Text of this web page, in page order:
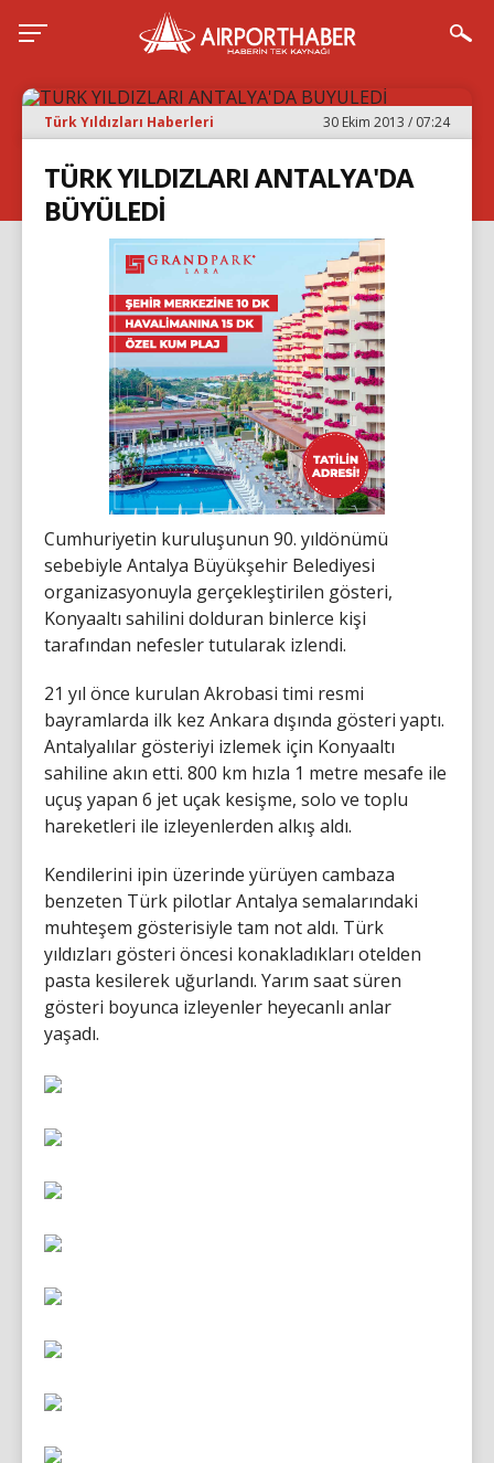
Türk Yıldızları Haberleri 30 Ekim 2013 / 07:24
TÜRK YILDIZLARI ANTALYA'DA
BÜYÜLEDİ
Cumhuriyetin kuruluşunun 90. yıldönümü
sebebiyle Antalya Büyükşehir Belediyesi
organizasyonuyla gerçekleştirilen gösteri,
Konyaaltı sahilini dolduran binlerce kişi
tarafından nefesler tutularak izlendi.
21 yıl önce kurulan Akrobasi timi resmi
bayramlarda ilk kez Ankara dışında gösteri yaptı.
Antalyalılar gösteriyi izlemek için Konyaaltı
sahiline akın etti. 800 km hızla 1 metre mesafe ile
uçuş yapan 6 jet uçak kesişme, solo ve toplu
hareketleri ile izleyenlerden alkış aldı.
Kendilerini ipin üzerinde yürüyen cambaza
benzeten Türk pilotlar Antalya semalarındaki
muhteşem gösterisiyle tam not aldı. Türk
yıldızları gösteri öncesi konakladıkları otelden
pasta kesilerek uğurlandı. Yarım saat süren
gösteri boyunca izleyenler heyecanlı anlar
yaşadı.